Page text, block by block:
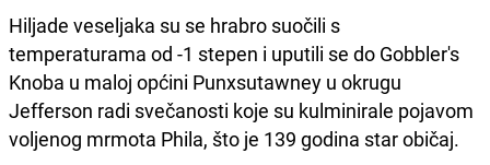
Hiljade veseljaka su se hrabro suočili s
temperaturama od -1 stepen i uputili se do Gobbler's
Knoba u maloj općini Punxsutawney u okrugu
Jefferson radi svečanosti koje su kulminirale pojavom
voljenog mrmota Phila, što je 139 godina star običaj.